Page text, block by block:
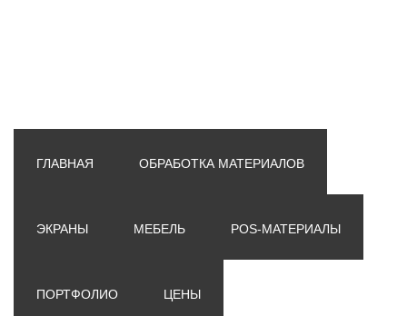
ГЛАВНАЯ ОБРАБОТКА МАТЕРИАЛОВ
ЭКРАНЫ МЕБЕЛЬ POS-МАТЕРИАЛЫ
ПОРТФОЛИО ЦЕНЫ